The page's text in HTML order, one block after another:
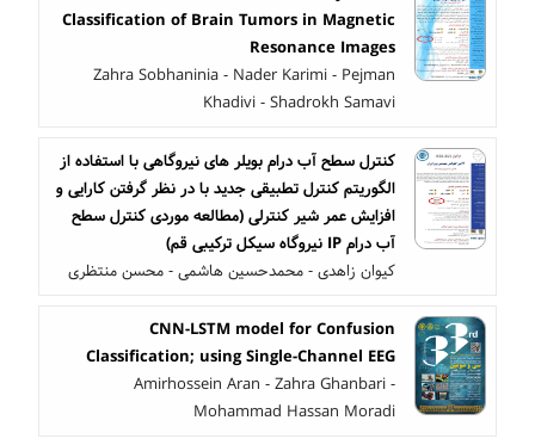
Classification of Brain Tumors in Magnetic
Resonance Images
Zahra Sobhaninia - Nader Karimi - Pejman
Khadivi - Shadrokh Samavi
کنترل سطح آب درام بویلر های نیروگاهی با استفاده از
الگوریتم کنترل تطبیقی جدید با در نظر گرفتن کارایی و
افزایش عمر شیر کنترلی (مطالعه موردی کنترل سطح
آب درام IP نیروگاه سیکل ترکیبی قم)
کیوان زاهدی - محمدحسین هاشمی - محسن منتظری
CNN-LSTM model for Confusion
Classification; using Single-Channel EEG
Amirhossein Aran - Zahra Ghanbari -
Mohammad Hassan Moradi